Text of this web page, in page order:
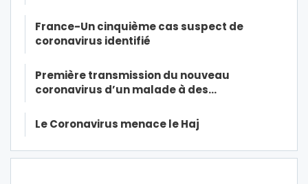
France-Un cinquième cas suspect de
coronavirus identifié
Première transmission du nouveau
coronavirus d’un malade à des…
Le Coronavirus menace le Haj